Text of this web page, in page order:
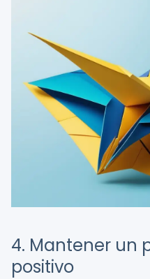
4. Mantener un
positivo